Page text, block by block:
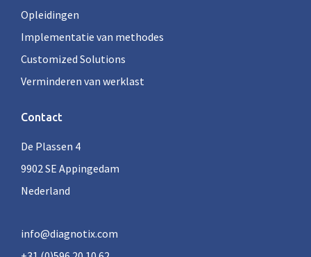
Opleidingen
Implementatie van methodes
Customized Solutions
Verminderen van werklast
Contact
De Plassen 4
9902 SE Appingedam
Nederland
info@diagnotix.com